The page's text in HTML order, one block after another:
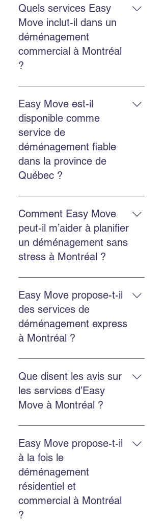
bien pour les petits appartements
que pour les grands logements,
Quels services Easy
Move inclut-il dans un
déménagement
commercial à Montréal
?
Le déménagement commercial
inclut la planification, le
chargement, le transport, le
déchargement et la protection des
biens, avec des options
d’emballage et d’entreposage.
Easy Move est-il
disponible comme
service de
déménagement fiable
dans la province de
Québec ?
Oui. Easy Move intervient partout
au Québec, y compris Montréal,
Châteauguay et plusieurs autres
régions.
Comment Easy Move
peut-il m’aider à planifier
un déménagement sans
stress à Montréal ?
Planifiez à l’avance, obtenez une
soumission gratuite, choisissez
une équipe ponctuelle et utilisez
d’entreposage si besoin.
Easy Move propose-t-il
des services de
déménagement express
à Montréal ?
Oui. Easy Move propose des
services rapides et flexibles pour
réduire le stress et assurer un
déménagement efficace.
Que disent les avis sur
les services d’Easy
Move à Montréal ?
Les clients soulignent une équipe
professionnelle, ponctuelle,
efficace, et des prix raisonnables.
Easy Move propose-t-il
à la fois le
déménagement
résidentiel et
commercial à Montréal
?